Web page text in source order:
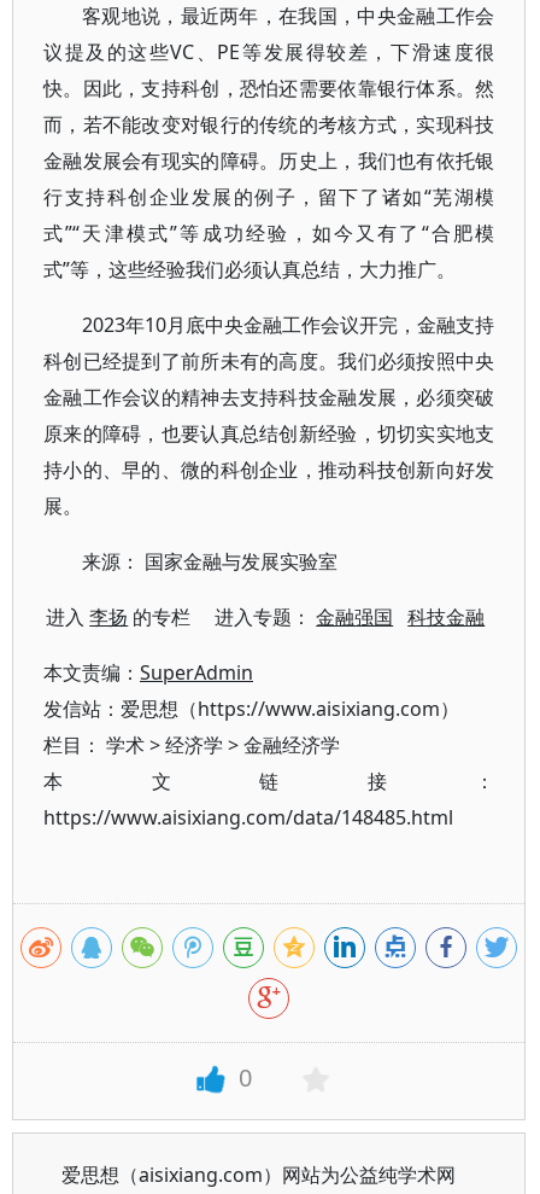
客观地说，最近两年，在我国，中央金融工作会
议提及的这些VC、PE等发展得较差，下滑速度很
快。因此，支持科创，恐怕还需要依靠银行体系。然
而，若不能改变对银行的传统的考核方式，实现科技
金融发展会有现实的障碍。历史上，我们也有依托银
行支持科创企业发展的例子，留下了诸如“芜湖模
式”“天津模式”等成功经验，如今又有了“合肥模
式”等，这些经验我们必须认真总结，大力推广。
2023年10月底中央金融工作会议开完，金融支持
科创已经提到了前所未有的高度。我们必须按照中央
金融工作会议的精神去支持科技金融发展，必须突破
原来的障碍，也要认真总结创新经验，切切实实地支
持小的、早的、微的科创企业，推动科技创新向好发
展。
来源： 国家金融与发展实验室
进入李扬 的专栏 进入专题：金融强国 科技金融
本文责编： SuperAdmin
发信站：爱思想（https://www.aisixiang.com）
栏目： 学术>经济学 >金融经济学
本文链接：
https://www.aisixiang.com/data/148485.html
0
爱思想（aisixiang.com）网站为公益纯学术网